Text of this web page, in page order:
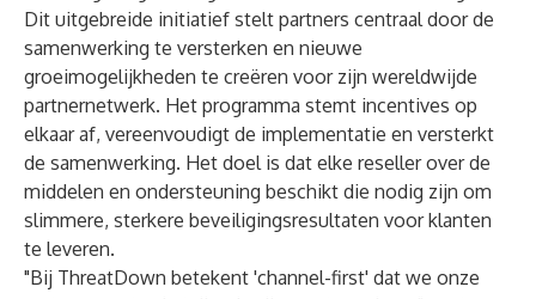
Dit uitgebreide initiatief stelt partners centraal door de
samenwerking te versterken en nieuwe
groeimogelijkheden te creëren voor zijn wereldwijde
partnernetwerk. Het programma stemt incentives op
elkaar af, vereenvoudigt de implementatie en versterkt
de samenwerking. Het doel is dat elke reseller over de
middelen en ondersteuning beschikt die nodig zijn om
slimmere, sterkere beveiligingsresultaten voor klanten
te leveren.
"Bij ThreatDown betekent 'channel-first' dat we onze